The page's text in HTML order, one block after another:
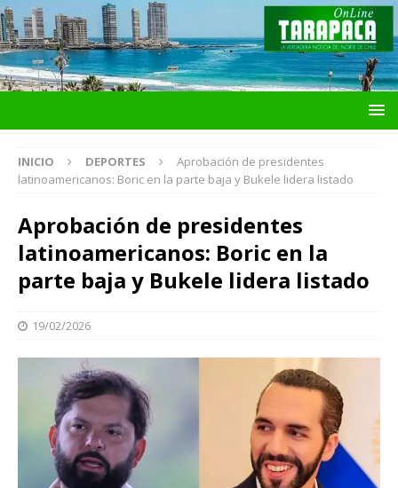
INICIO DEPORTES
Aprobación de presidentes
latinoamericanos: Boric en la parte baja y Bukele lidera listado
Aprobación de presidentes
latinoamericanos: Boric en la
parte baja y Bukele lidera listado
19/02/2026